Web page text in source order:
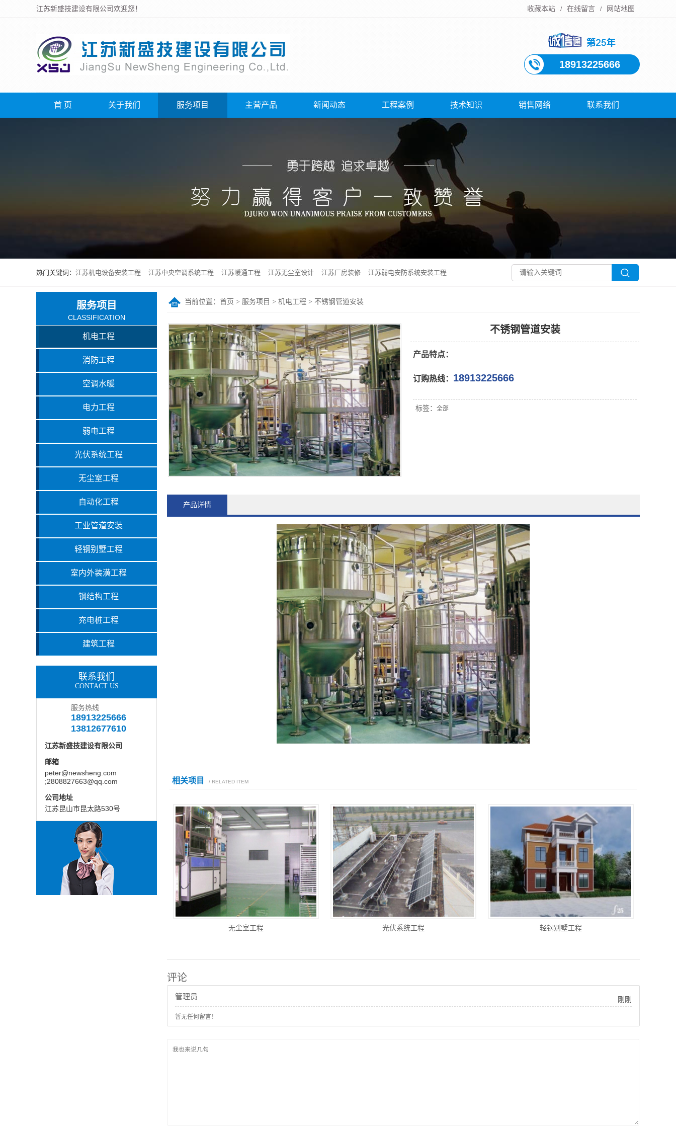
江苏新盛技建设有限公司欢迎您！ 收藏本站 / 在线留言 / 网站地图
18913225666
首 页 关于我们 服务项目 主营产品 新闻动态 工程案例 技术知识 销售网络 联系我们
热门关键词： 江苏机电设备安装工程 江苏中央空调系统工程 江苏暖通工程 江苏无尘室设计 江苏厂房装修 江苏弱电安防系统安装工程
当前位置： 首页 > 服务项目 > 机电工程 > 不锈钢管道安装
不锈钢管道安装
产品特点：
订购热线： 18913225666
标签： 全部
产品详情
相关项目 / RELATED ITEM
无尘室工程 光伏系统工程 轻钢别墅工程
评论
管理员 刚刚
暂无任何留言！
服务项目
CLASSIFICATION
机电工程
消防工程
空调水暖
电力工程
弱电工程
光伏系统工程
无尘室工程
自动化工程
工业管道安装
轻钢别墅工程
室内外装潢工程
钢结构工程
充电桩工程
建筑工程
联系我们
CONTACT US
服务热线
18913225666
13812677610
江苏新盛技建设有限公司
邮箱
peter@newsheng.com
;2808827663@qq.com
公司地址
江苏昆山市昆太路530号